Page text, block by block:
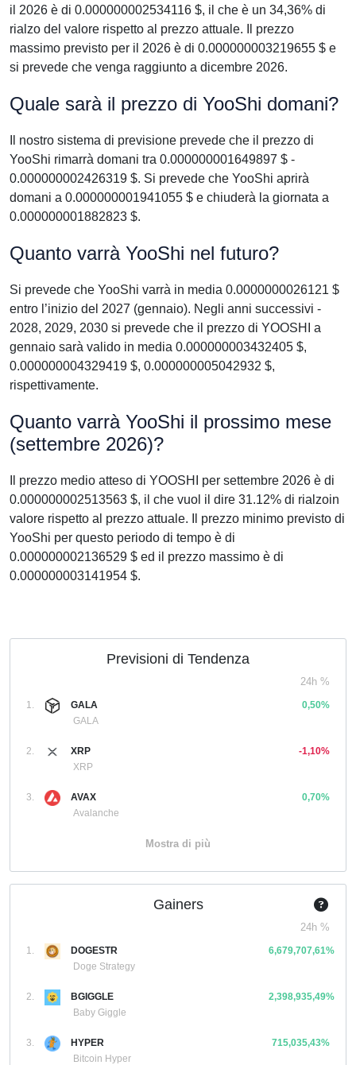
il 2026 è di 0.000000002534116 $, il che è un 34,36% di
rialzo del valore rispetto al prezzo attuale. Il prezzo
massimo previsto per il 2026 è di 0.000000003219655 $ e
si prevede che venga raggiunto a dicembre 2026.
Quale sarà il prezzo di YooShi domani?
Il nostro sistema di previsione prevede che il prezzo di
YooShi rimarrà domani tra 0.000000001649897 $ -
0.000000002426319 $. Si prevede che YooShi aprirà
domani a 0.000000001941055 $ e chiuderà la giornata a
0.000000001882823 $.
Quanto varrà YooShi nel futuro?
Si prevede che YooShi varrà in media 0.0000000026121 $
entro l’inizio del 2027 (gennaio). Negli anni successivi -
2028, 2029, 2030 si prevede che il prezzo di YOOSHI a
gennaio sarà valido in media 0.000000003432405 $,
0.000000004329419 $, 0.000000005042932 $,
rispettivamente.
Quanto varrà YooShi il prossimo mese
(settembre 2026)?
Il prezzo medio atteso di YOOSHI per settembre 2026 è di
0.000000002513563 $, il che vuol il dire 31.12% di rialzoin
valore rispetto al prezzo attuale. Il prezzo minimo previsto di
YooShi per questo periodo di tempo è di
0.000000002136529 $ ed il prezzo massimo è di
0.000000003141954 $.
Previsioni di Tendenza
24h %
1.
GALA
GALA
0,50%
2.
XRP
XRP
-1,10%
3.
AVAX
Avalanche
0,70%
Mostra di più
Gainers
24h %
1.
DOGESTR
Doge Strategy
6,679,707,61%
2.
BGIGGLE
Baby Giggle
2,398,935,49%
3.
HYPER
Bitcoin Hyper
715,035,43%